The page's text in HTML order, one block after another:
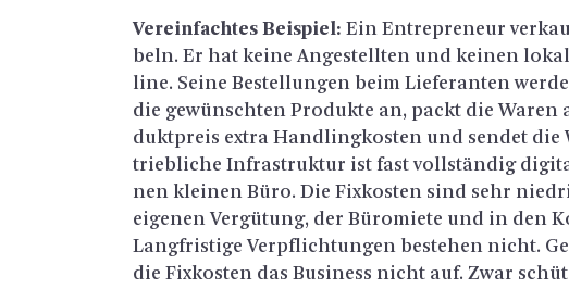
Ver­ein­fach­tes Bei­spiel: Ein En­tre­pre­neur
beln. Er hat keine An­ge­stell­ten und kei­nen
line. Seine Be­stel­lun­gen beim Lie­fe­ran­ten
die ge­wünsch­ten Pro­duk­te an, packt die
dukt­preis extra Hand­ling­kos­ten und sen­det die
trieb­li­che In­fra­struk­tur ist fast voll­stän­dig
nen klei­nen Büro. Die Fix­kos­ten sind sehr
ei­ge­nen Ver­gü­tung, der Bü­ro­mie­te und in den
Lang­fris­ti­ge Ver­pflich­tun­gen be­ste­hen nicht.
die Fix­kos­ten das Busi­ness nicht auf. Zwar